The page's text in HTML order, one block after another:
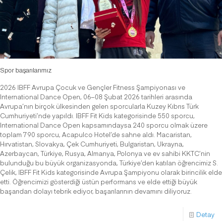
Spor başarılarımız
2026 IBFF Avrupa Çocuk ve Gençler Fitness Şampiyonası ve
International Dance Open, 06–08 Şubat 2026 tarihleri arasında
Avrupa’nın birçok ülkesinden gelen sporcularla Kuzey Kıbrıs Türk
Cumhuriyeti’nde yapıldı. IBFF Fit Kids kategorisinde 550 sporcu,
International Dance Open kapsamındaysa 240 sporcu olmak üzere
toplam 790 sporcu, Acapulco Hotel’de sahne aldı. Macaristan,
Hırvatistan, Slovakya, Çek Cumhuriyeti, Bulgaristan, Ukrayna,
Azerbaycan, Türkiye, Rusya, Almanya, Polonya ve ev sahibi KKTC’nin
bulunduğu bu büyük organizasyonda, Türkiye’den katılan öğrencimiz S.
Çelik, IBFF Fit Kids kategorisinde Avrupa Şampiyonu olarak birincilik elde
etti. Öğrencimizi gösterdiği üstün performans ve elde ettiği büyük
başarıdan dolayı tebrik ediyor, başarılarının devamını diliyoruz.
Detay